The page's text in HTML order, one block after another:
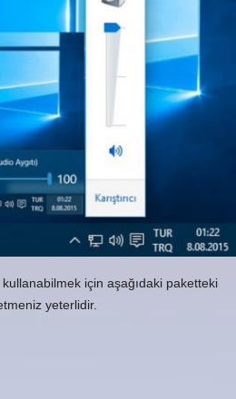
için aşağıdaki paketteki
yeterlidir.